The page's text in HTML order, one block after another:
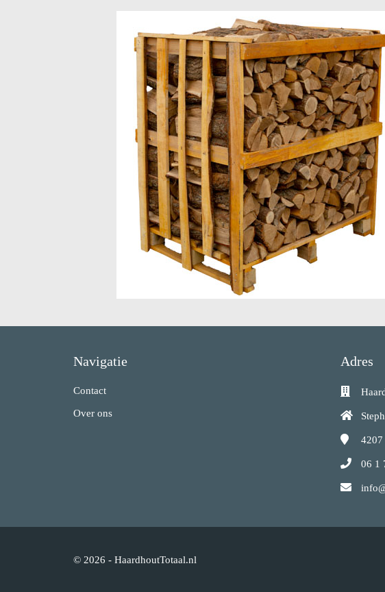
Navigatie
Contact
Over ons
Adres
06 1
© 2026 - HaardhoutTotaal.nl